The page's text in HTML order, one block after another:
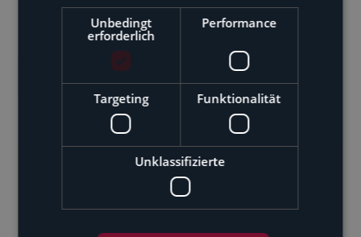
Ihre Ansprechpartner
Rechtsanwälte
Steuerberater
Unbedingt
erforderlich
Performance
Targeting Funktionalität
Unklassifizierte